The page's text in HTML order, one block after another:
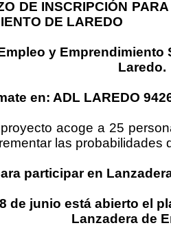
DE INSCRIPCIÓN
DE LAREDO
y
Laredo.
en: ADL LAREDO
acoge a 25
las probabilidades
participar en
de junio está abierto el
Lanzadera de